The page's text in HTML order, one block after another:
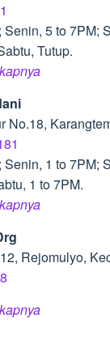
5 to 7PM;
Tutup.
No.18,
1 to 7PM;
1 to 7PM.
Rejomulyo,